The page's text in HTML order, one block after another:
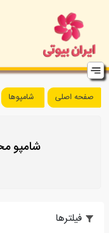
صفحه اصلی شامپوها
فیلترها